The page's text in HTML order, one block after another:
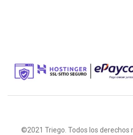
©2021 Triego. Todos los derechos